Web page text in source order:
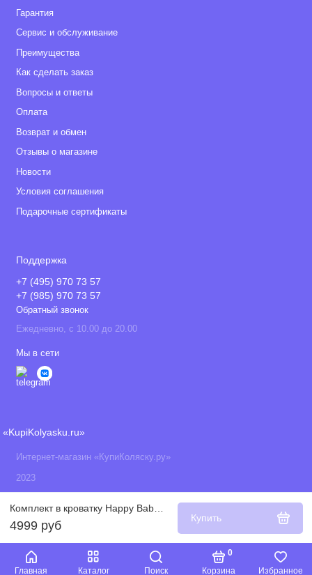
Главная Каталог Поиск Корзина
0
Избранное
Комплект в кроватку Happy Baby Стираный Лён, Beige (Бежевый)
4999 руб
Купить
Гарантия
Сервис и обслуживание
Преимущества
Как сделать заказ
Вопросы и ответы
Оплата
Возврат и обмен
Отзывы о магазине
Новости
Условия соглашения
Подарочные сертификаты
Поддержка
+7 (495) 970 73 57
+7 (985) 970 73 57
Обратный звонок
Ежедневно, с 10.00 до 20.00
Мы в сети
«KupiKolyasku.ru»
Интернет-магазин «КупиКоляску.ру»
2023